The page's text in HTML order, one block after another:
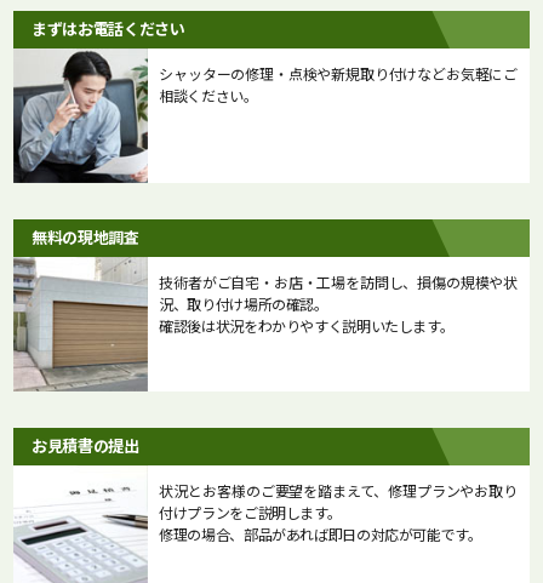
まずはお電話ください
シャッターの修理・点検や新規取り付けなどお気軽にご
相談ください。
無料の現地調査
技術者がご自宅・お店・工場を訪問し、損傷の規模や状
況、取り付け場所の確認。
確認後は状況をわかりやすく説明いたします。
お見積書の提出
状況とお客様のご要望を踏まえて、修理プランやお取り
付けプランをご説明します。
修理の場合、部品があれば即日の対応が可能です。